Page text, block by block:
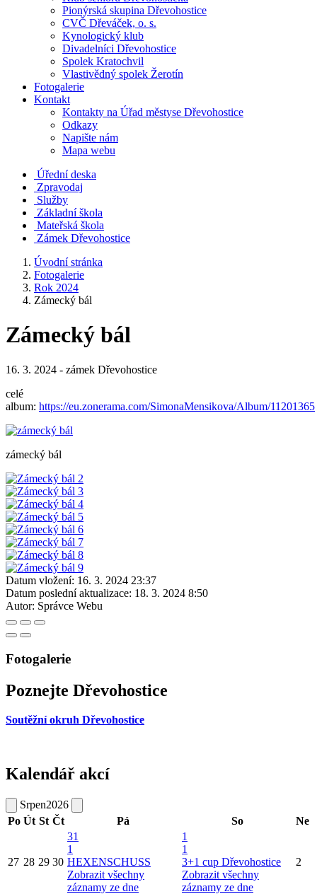
Pionýrská skupina Dřevohostice
CVČ Dřeváček, o. s.
Kynologický klub
Divadelníci Dřevohostice
Spolek Kratochvil
Vlastivědný spolek Žerotín
Fotogalerie
Kontakt
Kontakty na Úřad městyse Dřevohostice
Odkazy
Napište nám
Mapa webu
Úřední deska
Zpravodaj
Služby
Základní škola
Mateřská škola
Zámek Dřevohostice
Úvodní stránka
Fotogalerie
Rok 2024
Zámecký bál
Zámecký bál
16. 3. 2024 - zámek Dřevohostice
celé
album: https://eu.zonerama.com/SimonaMensikova/Album/11201365
zámecký bál
Datum vložení: 16. 3. 2024 23:37
Datum poslední aktualizace: 18. 3. 2024 8:50
Autor: Správce Webu
Fotogalerie
Poznejte Dřevohostice
Soutěžní okruh Dřevohostice
Kalendář akcí
Srpen2026
Po Út St Čt Pá So Ne
27 28 29 30
31
1
HEXENSCHUSS
Zobrazit všechny
záznamy ze dne
1
1
3+1 cup Dřevohostice
Zobrazit všechny
záznamy ze dne
2